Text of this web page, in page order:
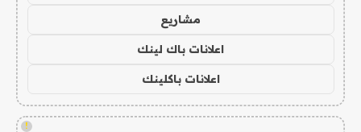
مشاريع
اعلانات باك لينك
اعلانات باكلينك
!